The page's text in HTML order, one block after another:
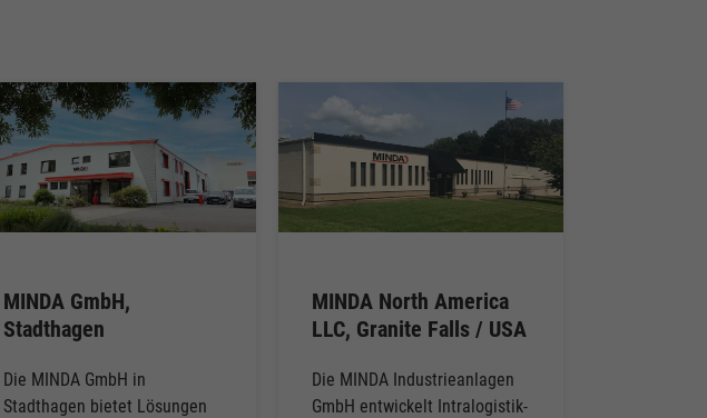
MINDA GmbH,
Stadthagen
Die MINDA GmbH in
Stadthagen bietet Lösungen
MINDA North America
LLC, Granite Falls / USA
Die MINDA Industrieanlagen
GmbH entwickelt Intralogistik-